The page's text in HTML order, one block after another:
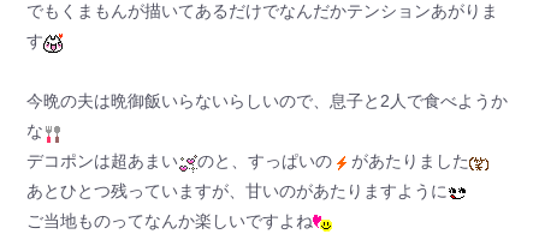
でもくまもんが描いてあるだけでなんだかテンションあがりま
す
今晩の夫は晩御飯いらないらしいので、息子と2人で食べようか
な
デコポンは超あまい
のと、すっぱいの
があたりました
あとひとつ残っていますが、甘いのがあたりますように
ご当地ものってなんか楽しいですよね